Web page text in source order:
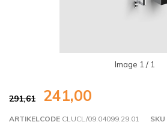
Image 1 / 1
291,61 241,00
ARTIKELCODE CLUCL/09.04099.29.01 SKU